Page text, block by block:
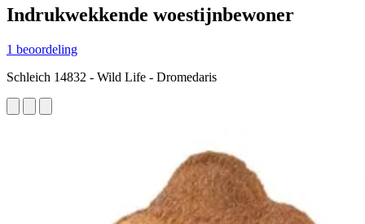
Indrukwekkende woestijnbewoner
1 beoordeling
Schleich 14832 - Wild Life - Dromedaris